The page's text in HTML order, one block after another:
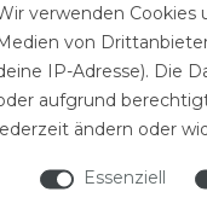
und Saum mit
Bitte nicht im
verwenden Cookies
von
IP-Adresse). Die
aufgrund
ändern oder
Essenziell